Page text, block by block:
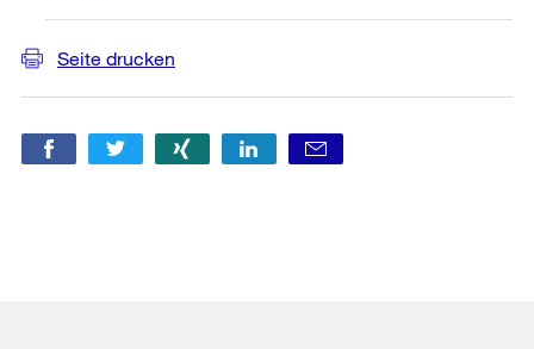
Seite drucken